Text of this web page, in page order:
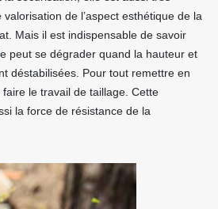
de l’aspect esthétique de la
Mais il est indispensable de savoir
peut se dégrader quand la hauteur et
déstabilisées. Pour tout remettre en
le travail de taillage. Cette
la force de résistance de la